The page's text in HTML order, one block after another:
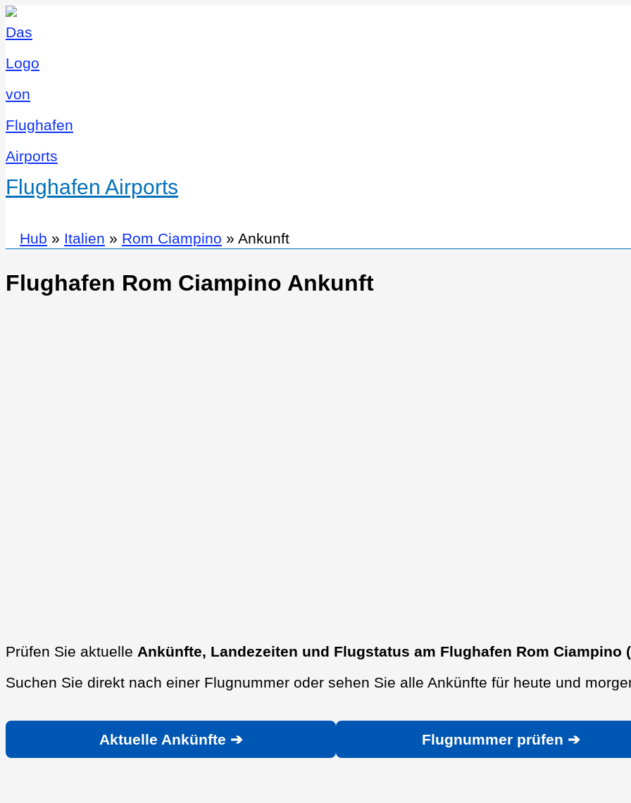
Flughafen Airports
Hub » Italien » Rom Ciampino » Ankunft
Flughafen Rom Ciampino Ankunft
Prüfen Sie aktuelle Ankünfte, Landezeiten und Flugstatus am Flughafen Rom Ciampino
Suchen Sie direkt nach einer Flugnummer oder sehen Sie alle Ankünfte für heute und
Aktuelle Ankünfte ➔ Flugnummer prüfen ➔